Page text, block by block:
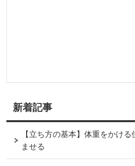
新着記事
【立ち方の基本】体重をかける
ませる